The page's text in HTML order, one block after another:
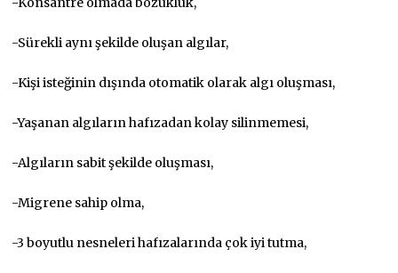
-Sürekli aynı şekilde oluşan algılar,
-Kişi isteğinin dışında otomatik olarak algı oluşması,
-Yaşanan algıların hafızadan kolay silinmemesi,
-Algıların sabit şekilde oluşması,
-Migrene sahip olma,
-3 boyutlu nesneleri hafızalarında çok iyi tutma,